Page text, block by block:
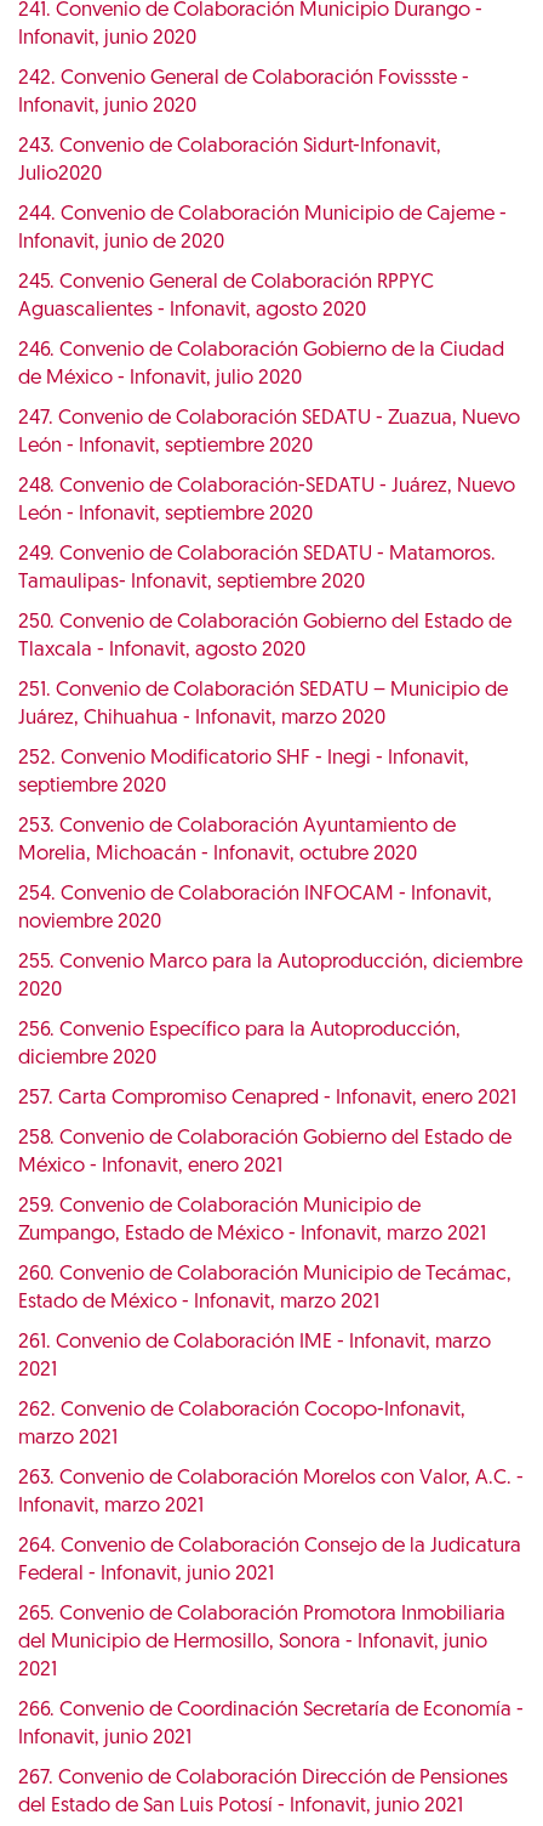
241. Convenio de Colaboración Municipio Durango -
Infonavit, junio 2020
242. Convenio General de Colaboración Fovissste -
Infonavit, junio 2020
243. Convenio de Colaboración Sidurt-Infonavit,
Julio2020
244. Convenio de Colaboración Municipio de Cajeme -
Infonavit, junio de 2020
245. Convenio General de Colaboración RPPYC
Aguascalientes - Infonavit, agosto 2020
246. Convenio de Colaboración Gobierno de la Ciudad
de México - Infonavit, julio 2020
247. Convenio de Colaboración SEDATU - Zuazua, Nuevo
León - Infonavit, septiembre 2020
248. Convenio de Colaboración-SEDATU - Juárez, Nuevo
León - Infonavit, septiembre 2020
249. Convenio de Colaboración SEDATU - Matamoros.
Tamaulipas- Infonavit, septiembre 2020
250. Convenio de Colaboración Gobierno del Estado de
Tlaxcala - Infonavit, agosto 2020
251. Convenio de Colaboración SEDATU – Municipio de
Juárez, Chihuahua - Infonavit, marzo 2020
252. Convenio Modificatorio SHF - Inegi - Infonavit,
septiembre 2020
253. Convenio de Colaboración Ayuntamiento de
Morelia, Michoacán - Infonavit, octubre 2020
254. Convenio de Colaboración INFOCAM - Infonavit,
noviembre 2020
255. Convenio Marco para la Autoproducción, diciembre
2020
256. Convenio Específico para la Autoproducción,
diciembre 2020
257. Carta Compromiso Cenapred - Infonavit, enero 2021
258. Convenio de Colaboración Gobierno del Estado de
México - Infonavit, enero 2021
259. Convenio de Colaboración Municipio de
Zumpango, Estado de México - Infonavit, marzo 2021
260. Convenio de Colaboración Municipio de Tecámac,
Estado de México - Infonavit, marzo 2021
261. Convenio de Colaboración IME - Infonavit, marzo
2021
262. Convenio de Colaboración Cocopo-Infonavit,
marzo 2021
263. Convenio de Colaboración Morelos con Valor, A.C. -
Infonavit, marzo 2021
264. Convenio de Colaboración Consejo de la Judicatura
Federal - Infonavit, junio 2021
265. Convenio de Colaboración Promotora Inmobiliaria
del Municipio de Hermosillo, Sonora - Infonavit, junio
2021
266. Convenio de Coordinación Secretaría de Economía -
Infonavit, junio 2021
267. Convenio de Colaboración Dirección de Pensiones
del Estado de San Luis Potosí - Infonavit, junio 2021